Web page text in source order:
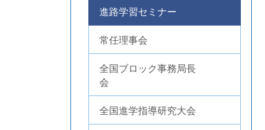
進路学習セミナー
常任理事会
全国ブロック事務局長
会
全国進学指導研究大会